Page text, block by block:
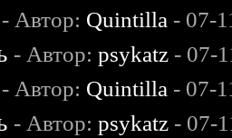
- Автор: Quintilla - 07-
- Автор:psykatz - 07-
- Автор: Quintilla - 07-
- Автор:psykatz - 07-